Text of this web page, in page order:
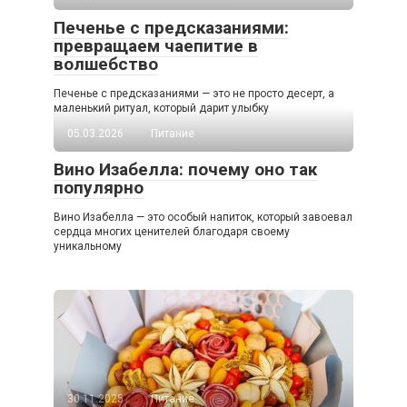
Печенье с предсказаниями:
превращаем чаепитие в
волшебство
Печенье с предсказаниями — это не просто десерт, а
маленький ритуал, который дарит улыбку
05.03.2026
Питание
Вино Изабелла: почему оно так
популярно
Вино Изабелла — это особый напиток, который завоевал
сердца многих ценителей благодаря своему
уникальному
30.11.2025 Питание